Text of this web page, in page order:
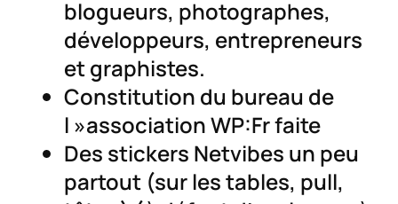
blogueurs, photographes,
développeurs, entrepreneurs
et graphistes.
Constitution du bureau de
l »association WP:Fr faite
Des stickers Netvibes un peu
partout (sur les tables, pull,